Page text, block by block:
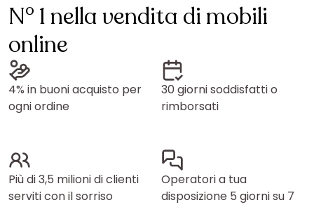
N° 1 nella vendita di mobili
online
4% in buoni acquisto per
ogni ordine
30 giorni soddisfatti o
rimborsati
Più di 3,5 milioni di clienti
serviti con il sorriso
Operatori a tua
disposizione 5 giorni su 7